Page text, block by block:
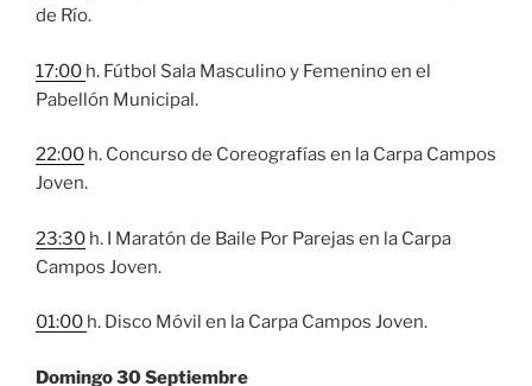
de Río.
17:00 h. Fútbol Sala Masculino y Femenino en el
Pabellón Municipal.
22:00 h. Concurso de Coreografías en la Carpa Campos
Joven.
23:30 h. I Maratón de Baile Por Parejas en la Carpa
Campos Joven.
01:00 h. Disco Móvil en la Carpa Campos Joven.
Domingo 30 Septiembre